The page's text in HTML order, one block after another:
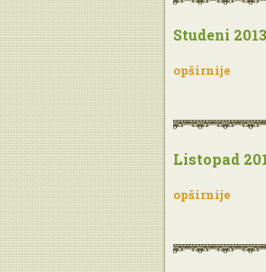
Studeni 2013
opširnije
Listopad
opširnije